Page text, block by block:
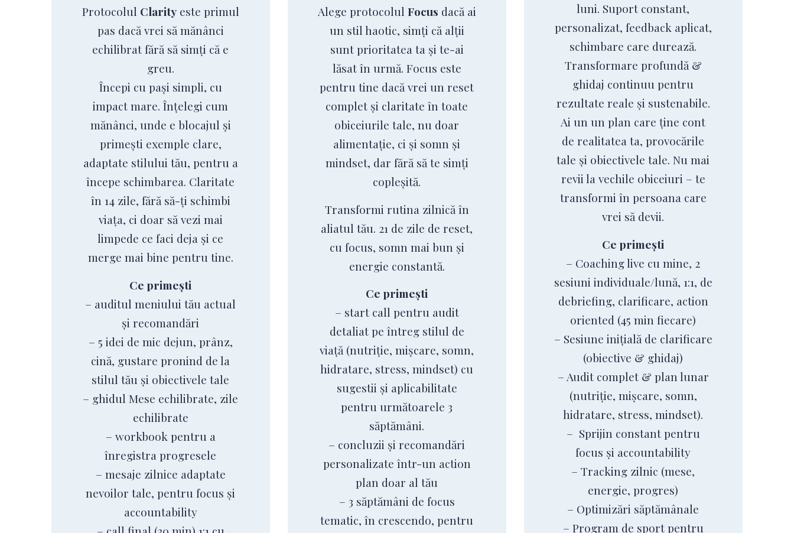
Protocolul Clarityeste primul
pas dacă vrei să mănânci
echilibrat fără să simți că e
greu.
Începi cu pași simpli, cu
impact mare. Înțelegi cum
mănânci, unde e blocajul și
primești exemple clare,
adaptate stilului tău, pentru a
începe schimbarea. Claritate
în 14 zile, fără să-ți schimbi
viața, ci doar să vezi mai
limpede ce faci deja și ce
merge mai bine pentru tine.
Ce primești
– auditul meniului tău actual
și recomandări
– 5 idei de mic dejun, prânz,
cină, gustare pronind de la
stilul tău și obiectivele tale
– ghidul Mese echilibrate, zile
echilibrate
– workbook pentru a
înregistra progresele
– mesaje zilnice adaptate
nevoilor tale, pentru focus și
accountability
Alege protocolul Focus dacă ai
un stil haotic, simți că alții
sunt prioritatea ta și te-ai
lăsat în urmă. Focus este
pentru tine dacă vrei un reset
complet și claritate în toate
obiceiurile tale, nu doar
alimentație, ci și somn și
mindset, dar fără să te simți
copleșită.
Transformi rutina zilnică în
aliatul tău. 21 de zile de reset,
cu focus, somn mai bun și
energie constantă.
Ce primești
– start call pentru audit
detaliat pe întreg stilul de
viață (nutriție, mișcare, somn,
hidratare, stress, mindset) cu
sugestii și aplicabilitate
pentru următoarele 3
săptămâni.
– concluzii și recomandări
personalizate într-un action
plan doar al tău
– 3 săptămâni de focus
tematic, în crescendo, pentru
luni. Suport constant,
personalizat, feedback aplicat,
schimbare care durează.
Transformare profundă &
ghidaj continuu pentru
rezultate reale și sustenabile.
Ai un un plan care ține cont
de realitatea ta, provocările
tale și obiectivele tale. Nu mai
revii la vechile obiceiuri – te
transformi în persoana care
vrei să devii.
Ce primești
– Coaching live cu mine, 2
sesiuni individuale/lună, 1:1, de
debriefing, clarificare, action
oriented (45 min fiecare)
– Sesiune inițială de clarificare
(obiective & ghidaj)
– Audit complet & plan lunar
(nutriție, mișcare, somn,
hidratare, stress, mindset).
– Sprijin constant pentru
focus și accountability
– Tracking zilnic (mese,
energie, progres)
– Optimizări săptămânale
– Program de sport pentru